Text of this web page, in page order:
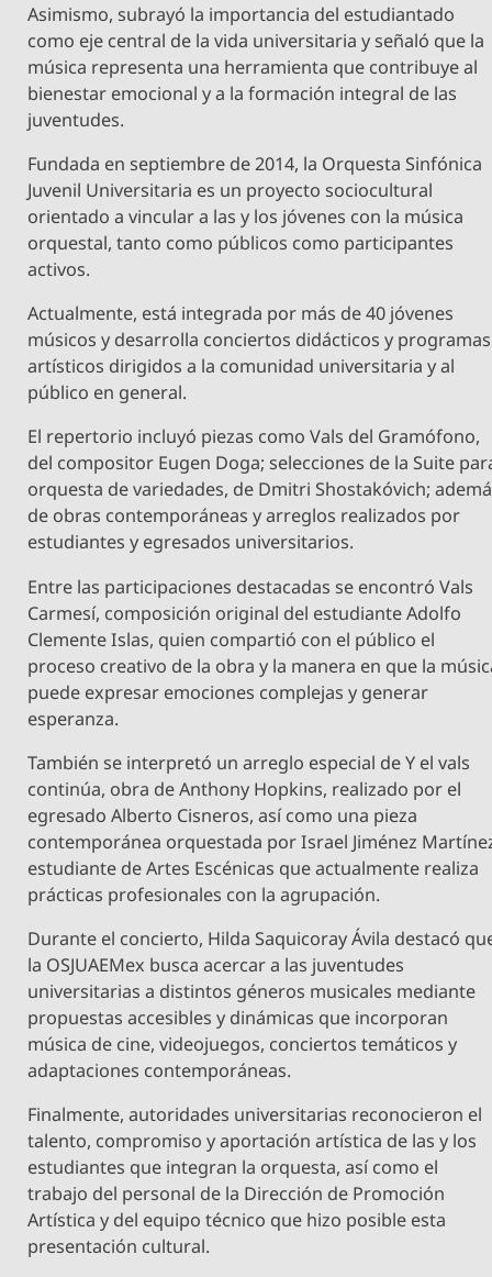
Asimismo, subrayó la importancia del estudiantado
como eje central de la vida universitaria y señaló que la
música representa una herramienta que contribuye al
bienestar emocional y a la formación integral de las
juventudes.
Fundada en septiembre de 2014, la Orquesta Sinfónica
Juvenil Universitaria es un proyecto sociocultural
orientado a vincular a las y los jóvenes con la música
orquestal, tanto como públicos como participantes
activos.
Actualmente, está integrada por más de 40 jóvenes
músicos y desarrolla conciertos didácticos y programas
artísticos dirigidos a la comunidad universitaria y al
público en general.
El repertorio incluyó piezas como Vals del Gramófono,
del compositor Eugen Doga; selecciones de la Suite
orquesta de variedades, de Dmitri Shostakóvich;
de obras contemporáneas y arreglos realizados por
estudiantes y egresados universitarios.
Entre las participaciones destacadas se encontró Vals
Carmesí, composición original del estudiante Adolfo
Clemente Islas, quien compartió con el público el
proceso creativo de la obra y la manera en que la
puede expresar emociones complejas y generar
esperanza.
También se interpretó un arreglo especial de Y el vals
continúa, obra de Anthony Hopkins, realizado por el
egresado Alberto Cisneros, así como una pieza
contemporánea orquestada por Israel Jiménez
estudiante de Artes Escénicas que actualmente realiza
prácticas profesionales con la agrupación.
Durante el concierto, Hilda Saquicoray Ávila destacó
la OSJUAEMex busca acercar a las juventudes
universitarias a distintos géneros musicales mediante
propuestas accesibles y dinámicas que incorporan
música de cine, videojuegos, conciertos temáticos y
adaptaciones contemporáneas.
Finalmente, autoridades universitarias reconocieron el
talento, compromiso y aportación artística de las y los
estudiantes que integran la orquesta, así como el
trabajo del personal de la Dirección de Promoción
Artística y del equipo técnico que hizo posible esta
presentación cultural.